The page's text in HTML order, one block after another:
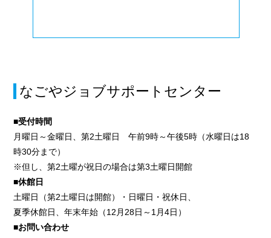
なごやジョブサポートセンター
■受付時間
月曜日～金曜日、第2土曜日 午前9時～午後5時（水曜日は18
時30分まで）
※但し、第2土曜が祝日の場合は第3土曜日開館
■休館日
土曜日（第2土曜日は開館）・日曜日・祝休日、
夏季休館日、年末年始（12月28日～1月4日）
■お問い合わせ